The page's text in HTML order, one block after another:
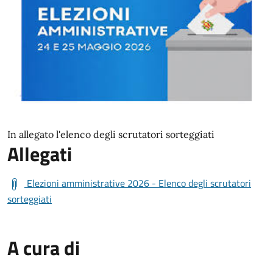
In allegato l'elenco degli scrutatori sorteggiati
Allegati
Elezioni amministrative 2026 - Elenco degli scrutatori
sorteggiati
A cura di